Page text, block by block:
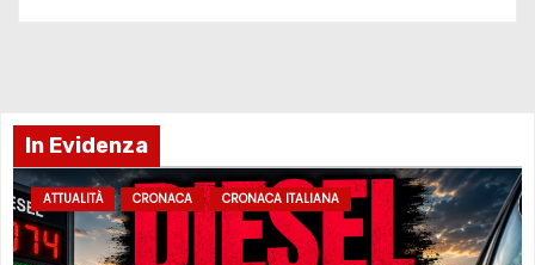
In Evidenza
ATTUALITÀ CRONACA CRONACA ITALIANA